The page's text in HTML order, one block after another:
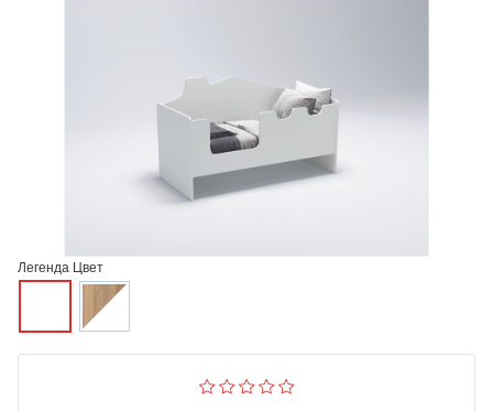
Легенда Цвет